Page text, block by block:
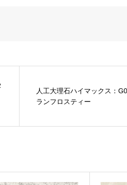
人工大理石ハイマックス：
ランフロスティー